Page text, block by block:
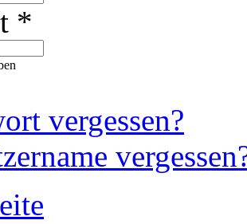
*
vergessen?